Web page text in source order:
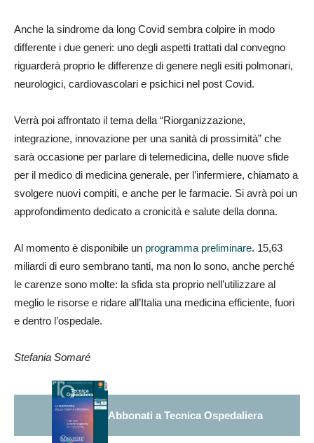
Anche la sindrome da long Covid sembra colpire in modo
differente i due generi: uno degli aspetti trattati dal convegno
riguarderà proprio le differenze di genere negli esiti polmonari,
neurologici, cardiovascolari e psichici nel post Covid.
Verrà poi affrontato il tema della “Riorganizzazione,
integrazione, innovazione per una sanità di prossimità” che
sarà occasione per parlare di telemedicina, delle nuove sfide
per il medico di medicina generale, per l’infermiere, chiamato a
svolgere nuovi compiti, e anche per le farmacie. Si avrà poi un
approfondimento dedicato a cronicità e salute della donna.
Al momento è disponibile un programma preliminare. 15,63
miliardi di euro sembrano tanti, ma non lo sono, anche perché
le carenze sono molte: la sfida sta proprio nell’utilizzare al
meglio le risorse e ridare all’Italia una medicina efficiente, fuori
e dentro l’ospedale.
Stefania Somaré
Abbonati a Tecnica Ospedaliera